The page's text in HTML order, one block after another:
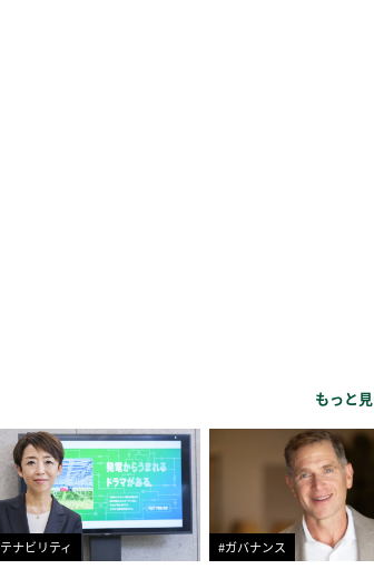
もっと
ナビリティ #ガバナンス